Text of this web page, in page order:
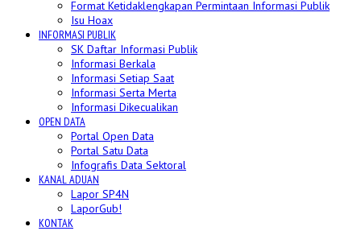
Format Ketidaklengkapan Permintaan Informasi Publik
Isu Hoax
INFORMASI PUBLIK
SK Daftar Informasi Publik
Informasi Berkala
Informasi Setiap Saat
Informasi Serta Merta
Informasi Dikecualikan
OPEN DATA
Portal Open Data
Portal Satu Data
Infografis Data Sektoral
KANAL ADUAN
Lapor SP4N
LaporGub!
KONTAK